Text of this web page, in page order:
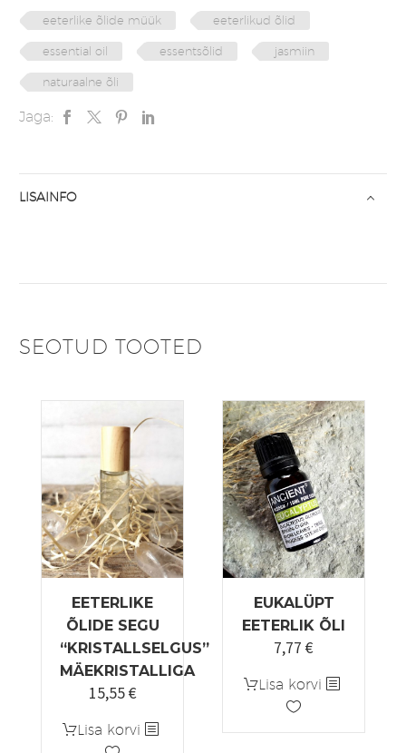
eeterlike õlide müük eeterlikud õlid
essential oil essentsõlid jasmiin
naturaalne õli
Jaga:
LISAINFO
SEOTUD TOOTED
EETERLIKE
ÕLIDE SEGU
“KRISTALLSELGUS”
MÄEKRISTALLIGA
15,55€
Lisa korvi
EUKALÜPT
EETERLIK ÕLI
7,77 €
Lisa korvi